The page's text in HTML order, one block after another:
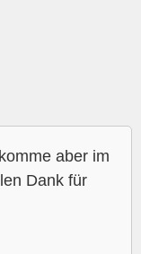
aber im
Dank für